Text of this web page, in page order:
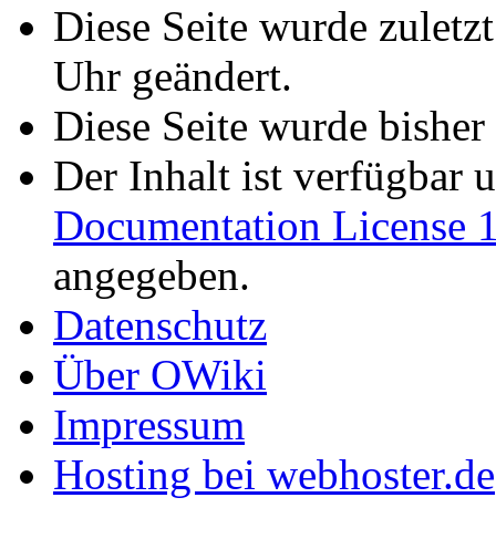
Diese Seite wurde
Uhr geändert.
Diese Seite wurde
Der Inhalt ist verfügbar
Documentation License
angegeben.
Datenschutz
Über OWiki
Impressum
Hosting bei webhoster.de